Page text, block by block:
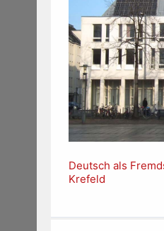
Deutsch als
Krefeld